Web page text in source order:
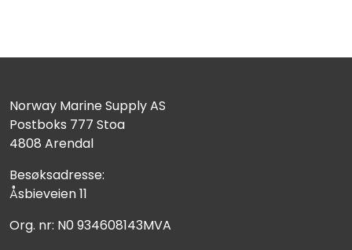
Norway Marine Supply AS
Postboks 777 Stoa
4808 Arendal
Besøksadresse:
Åsbieveien 11
Org. nr: N0 934608143MVA